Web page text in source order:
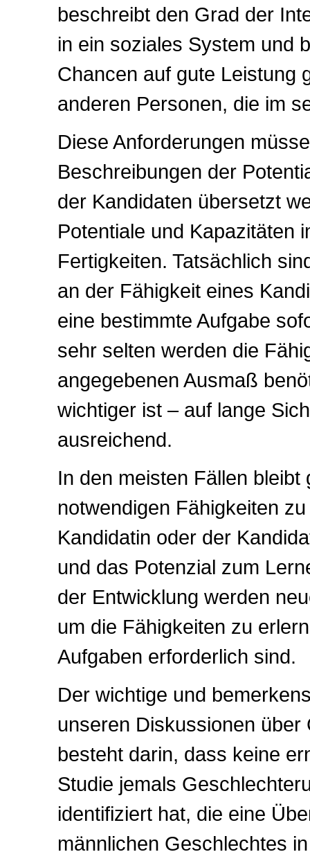
beschreibt den Grad der
in ein soziales System und
Chancen auf gute Leistung
anderen Personen, die im
Diese Anforderungen
Beschreibungen der
der Kandidaten übersetzt
Potentiale und Kapazitäten
Fertigkeiten. Tatsächlich
an der Fähigkeit eines
eine bestimmte Aufgabe
sehr selten werden die
angegebenen Ausmaß
wichtiger ist – auf lange
ausreichend.
In den meisten Fällen bleibt
notwendigen Fähigkeiten
Kandidatin oder der
und das Potenzial zum
der Entwicklung werden
um die Fähigkeiten zu
Aufgaben erforderlich sind.
Der wichtige und
unseren Diskussionen über
besteht darin, dass keine
Studie jemals
identifiziert hat, die eine
männlichen Geschlechtes